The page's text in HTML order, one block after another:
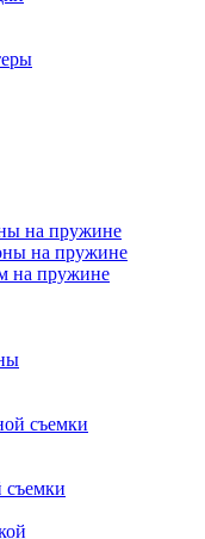
на пружине
на пружине
на пружине
съемки
съемки